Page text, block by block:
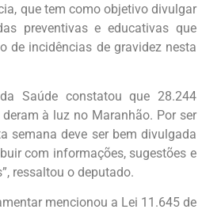
que tem como objetivo divulgar
preventivas e educativas que
de incidências de gravidez nesta
Saúde constatou que 28.244
à luz no Maranhão. Por ser
semana deve ser bem divulgada
com informações, sugestões e
ressaltou o deputado.
mencionou a Lei 11.645 de